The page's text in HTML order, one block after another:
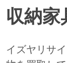
収納家
イズヤリサ